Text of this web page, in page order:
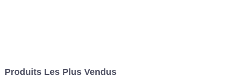
Produits Les Plus Vendus